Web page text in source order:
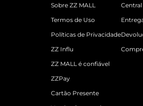
Sobre ZZ MALL
Termos de Uso
Políticas de Privacidade
ZZ Influ
ZZ MALL é confiável
ZZPay
Cartão Presente